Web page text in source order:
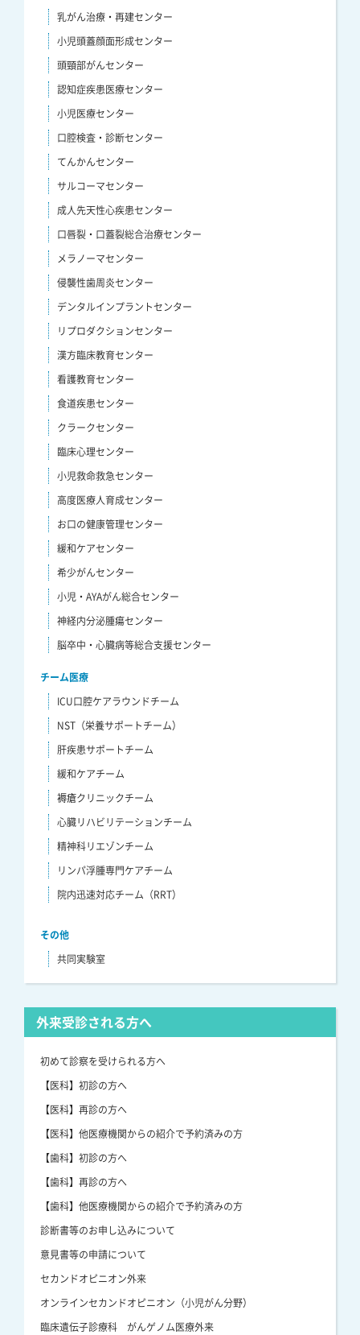
乳がん治療・再建センター
小児頭蓋顔面形成センター
頭頸部がんセンター
認知症疾患医療センター
小児医療センター
口腔検査・診断センター
てんかんセンター
サルコーマセンター
成人先天性心疾患センター
口唇裂・口蓋裂総合治療センター
メラノーマセンター
侵襲性歯周炎センター
デンタルインプラントセンター
リプロダクションセンター
漢方臨床教育センター
看護教育センター
食道疾患センター
クラークセンター
臨床心理センター
小児救命救急センター
高度医療人育成センター
お口の健康管理センター
緩和ケアセンター
希少がんセンター
小児・AYAがん総合センター
神経内分泌腫瘍センター
脳卒中・心臓病等総合支援センター
チーム医療
ICU口腔ケアラウンドチーム
NST（栄養サポートチーム）
肝疾患サポートチーム
緩和ケアチーム
褥瘡クリニックチーム
心臓リハビリテーションチーム
精神科リエゾンチーム
リンパ浮腫専門ケアチーム
院内迅速対応チーム（RRT）
その他
共同実験室
外来受診される方へ
初めて診察を受けられる方へ
【医科】初診の方へ
【医科】再診の方へ
【医科】他医療機関からの紹介で予約済みの方
【歯科】初診の方へ
【歯科】再診の方へ
【歯科】他医療機関からの紹介で予約済みの方
診断書等のお申し込みについて
意見書等の申請について
セカンドオピニオン外来
オンラインセカンドオピニオン（小児がん分野）
臨床遺伝子診療科 がんゲノム医療外来